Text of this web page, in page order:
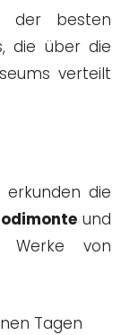
der besten
die über die
verteilt
die
und
Werke von
Tagen